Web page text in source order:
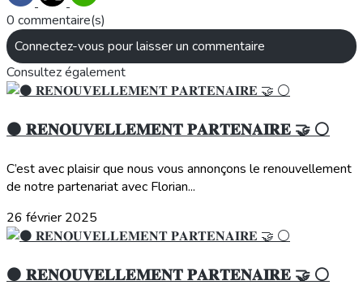
0 commentaire(s)
Connectez-vous pour laisser un commentaire
Consultez également
⚫️ 𝐑𝐄𝐍𝐎𝐔𝐕𝐄𝐋𝐋𝐄𝐌𝐄𝐍𝐓 𝐏𝐀𝐑𝐓𝐄𝐍𝐀𝐈𝐑𝐄 🤝 ⚪️
C’est avec plaisir que nous vous annonçons le renouvellement
de notre partenariat avec Florian...
26 février 2025
⚫️ 𝐑𝐄𝐍𝐎𝐔𝐕𝐄𝐋𝐋𝐄𝐌𝐄𝐍𝐓 𝐏𝐀𝐑𝐓𝐄𝐍𝐀𝐈𝐑𝐄 🤝 ⚪️